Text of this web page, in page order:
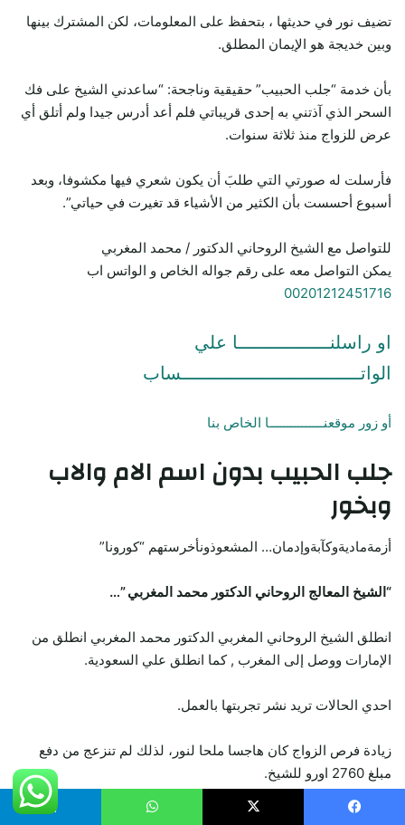
تضيف نور في حديثها ، بتحفظ على المعلومات، لكن المشترك بينها
وبين خديجة هو الإيمان المطلق.
بأن خدمة “جلب الحبيب” حقيقية وناجحة: “ساعدني الشيخ على فك
السحر الذي آذتني به إحدى قريباتي فلم أعد أدرس جيدا ولم أتلق أي
عرض للزواج منذ ثلاثة سنوات.
فأرسلت له صورتي التي طلبَ أن يكون شعري فيها مكشوفا، وبعد
أسبوع أحسست بأن الكثير من الأشياء قد تغيرت في حياتي”.
للتواصل مع الشيخ الروحاني الدكتور / محمد المغربي
يمكن التواصل معه على رقم جواله الخاص و الواتس اب
00201212451716
او راسلنـــــــــــــــــا علي
الواتـــــــــــــــــــــــــــــــــساب
أو زور موقعنـــــــــــــــا الخاص بنا
جلب الحبيب بدون اسم الام والاب
وبخور
أزمةماديةوكآبةوإدمان… المشعوذونأخرستهم “كورونا”
“الشيخ المعالج الروحاني الدكتور محمد المغربي ”…
انطلق الشيخ الروحاني المغربي الدكتور محمد المغربي انطلق من
الإمارات ووصل إلى المغرب , كما انطلق علي السعودية.
احدي الحالات تريد نشر تجربتها بالعمل.
زيادة فرص الزواج كان هاجسا ملحا لنور، لذلك لم تنزعج من دفع
مبلغ 2760 اورو للشيخ.
لأنها على حد قولها بالدارجة المغربية “الفلوس كتمشي وتجي” (المال